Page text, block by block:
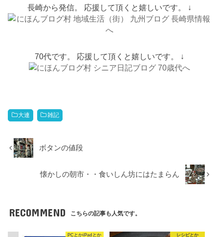
長崎から発信。 応援して頂くと嬉しいです。 ↓
70代です。 応援して頂くと嬉しいです。 ↓
大連 雑記
ボタンの値段
懐かしの朝市・・食いしん坊にはたまらん
RECOMMEND こちらの記事も人気です。
PCとかiPadとか レシピとか